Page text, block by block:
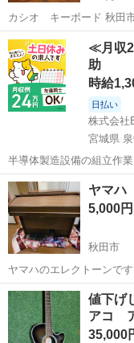
カシオ キーボード 秋田市土崎港中央での引き渡しです。 仕様 鍵盤
61ピアノ形状鍵盤 タッチレスポンス 感度設定2種類、オフ 音源 AHL
最
秋田 秋田市 土崎駅
≪月収
助
時給
日払い
株式会社
宮城県
半導体製造設備の組立作
中中！社会保険完備！送
備！作業着無償貸与◎食堂利
場のお仕事 ◇半導体製造設
宮城 泉中央駅
ヤマハ
5,000円
秋田市
ヤマハのエレクトーンで
トーンの椅子も付いてます。 配達の場合は別途料金がかかり
事をしているので返信はすぐ
は秋田...
秋田 秋田市 鍵盤
値下げ
アコ
35,000